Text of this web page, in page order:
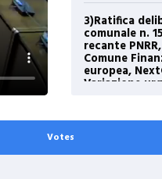
3)Ratifica
comunale n.
recante
Comune
europea,
Variazione
267/2000 -
Votes